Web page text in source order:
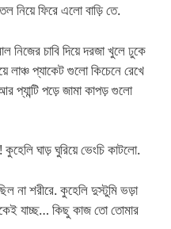
নিয়ে ফিরে এলো বাড়ি তে.
চাবি দিয়ে দরজা খুলে ঢুকে
লাঞ্চ প্যাকেট গুলো কিচেনে রেখে
প্যান্টি পড়ে জামা কাপড় গুলো
ঘাড় ঘুরিয়ে ভেংচি কাটলো.
না শরীরে. কুহেলি দুস্টুমি ভড়া
যাচ্ছ… কিছু কাজ তো তোমার